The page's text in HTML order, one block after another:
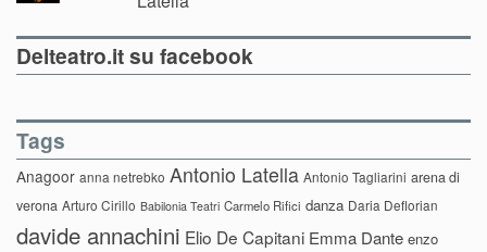
Delteatro.it su facebook
Tags
Anagoor anna netrebko Antonio Latella Antonio Tagliarini arena di
verona Arturo Cirillo Babilonia Teatri Carmelo Rifici danza Daria Deflorian
davide annachini Elio De Capitani Emma Dante enzo